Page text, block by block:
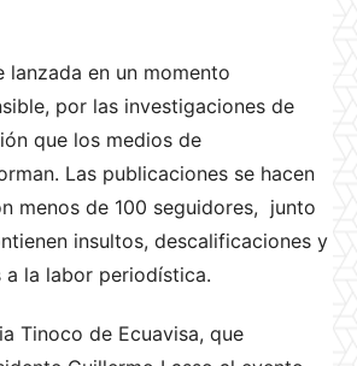
lanzada en un momento
por las investigaciones de
que los medios de
Las publicaciones se hacen
menos de 100 seguidores, junto
insultos, descalificaciones y
a la labor periodística.
Tinoco de Ecuavisa, que